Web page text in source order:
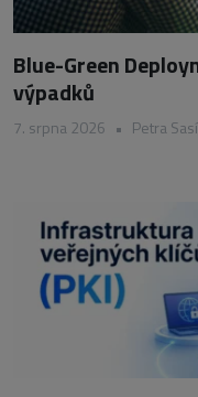
Blue-Green
výpadků
7. srpna 2026 • Petra